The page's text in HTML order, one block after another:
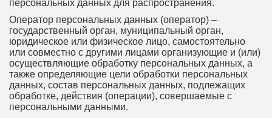
персональных данных для распространения.
Оператор персональных данных (оператор) –
государственный орган, муниципальный орган,
юридическое или физическое лицо, самостоятельно
или совместно с другими лицами организующие и (или)
осуществляющие обработку персональных данных, а
также определяющие цели обработки персональных
данных, состав персональных данных, подлежащих
обработке, действия (операции), совершаемые с
персональными данными.